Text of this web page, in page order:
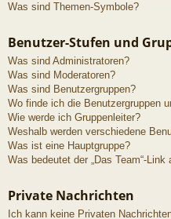
Was sind Themen-Symbole?
Benutzer-Stufen und
Was sind Administratoren?
Was sind Moderatoren?
Was sind Benutzergruppen?
Wo finde ich die Benutzergruppen
Wie werde ich Gruppenleiter?
Weshalb werden verschiedene
Was ist eine Hauptgruppe?
Was bedeutet der „Das Team“-
Private Nachrichten
Ich kann keine Privaten